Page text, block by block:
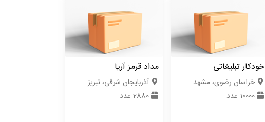
خودکار تبلیغاتی
خراسان رضوی، مشهد
10000 عدد
مداد قرمز آریا
آذربایجان شرقی، تبریز
2880 عدد